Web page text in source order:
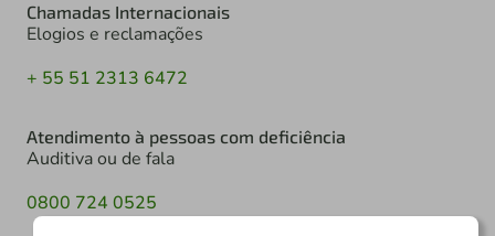
Chamadas Internacionais
Elogios e reclamações
+ 55 51 2313 6472
Atendimento à pessoas com deficiência
Auditiva ou de fala
0800 724 0525